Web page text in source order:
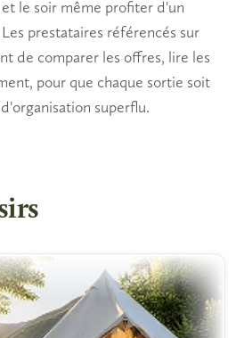
le soir même profiter d'un
prestataires référencés sur
de comparer les offres, lire les
pour que chaque sortie soit
superflu.